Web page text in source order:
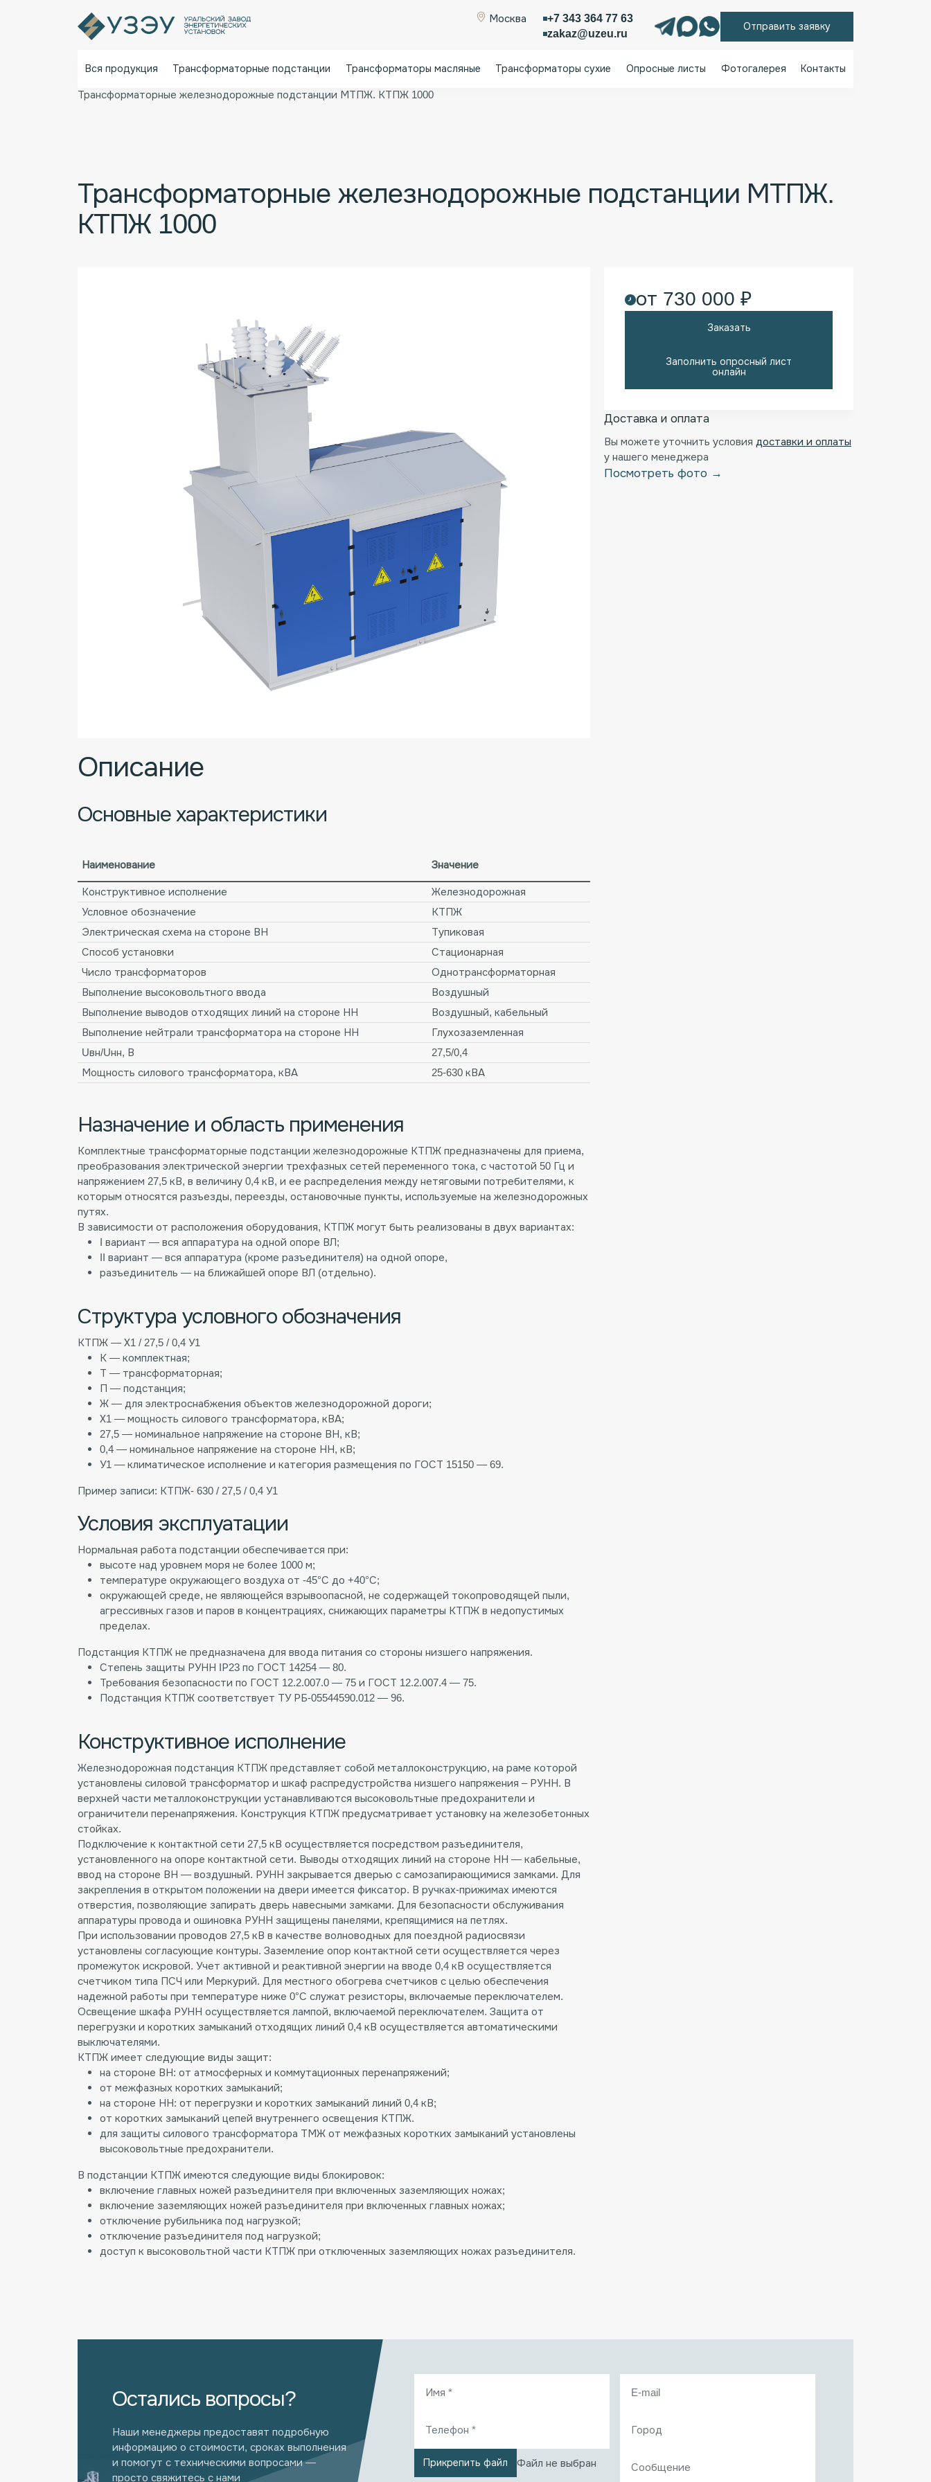
Москва
+7 343 364 77 63
zakaz@uzeu.ru
Отправить заявку
Вся продукция Трансформаторные подстанции Трансформаторы масляные Трансформаторы сухие Опросные листы Фотогалерея
Контакты
Трансформаторные железнодорожные подстанции МТПЖ. КТПЖ 1000
Трансформаторные железнодорожные подстанции МТПЖ.
КТПЖ 1000
от 730 000 ₽
Заказать
Заполнить опросный лист
онлайн
Доставка и оплата
Вы можете уточнить условия доставки и оплаты
у нашего менеджера
Посмотреть фото →
Описание
Основные характеристики
Наименование
Значение
Конструктивное исполнение
Железнодорожная
Условное обозначение
КТПЖ
Электрическая схема на стороне ВН
Тупиковая
Способ установки
Стационарная
Число трансформаторов
Однотрансформаторная
Выполнение высоковольтного ввода
Воздушный
Выполнение выводов отходящих линий на стороне НН
Воздушный, кабельный
Выполнение нейтрали трансформатора на стороне НН
Глухозаземленная
Uвн/Uнн, В
27,5/0,4
Мощность силового трансформатора, кВА
25-630 кВА
Назначение и область применения
Комплектные трансформаторные подстанции железнодорожные КТПЖ предназначены для приема,
преобразования электрической энергии трехфазных сетей переменного тока, с частотой 50 Гц и
напряжением 27,5 кВ, в величину 0,4 кВ, и ее распределения между нетяговыми потребителями, к
которым относятся разъезды, переезды, остановочные пункты, используемые на железнодорожных
путях.
В зависимости от расположения оборудования, КТПЖ могут быть реализованы в двух вариантах:
I вариант — вся аппаратура на одной опоре ВЛ;
II вариант — вся аппаратура (кроме разъединителя) на одной опоре,
разъединитель — на ближайшей опоре ВЛ (отдельно).
Структура условного обозначения
КТПЖ — Х1 / 27,5 / 0,4 У1
К — комплектная;
Т — трансформаторная;
П — подстанция;
Ж — для электроснабжения объектов железнодорожной дороги;
Х1 — мощность силового трансформатора, кВА;
27,5 — номинальное напряжение на стороне ВН, кВ;
0,4 — номинальное напряжение на стороне НН, кВ;
У1 — климатическое исполнение и категория размещения по ГОСТ 15150 — 69.
Пример записи: КТПЖ- 630 / 27,5 / 0,4 У1
Условия эксплуатации
Нормальная работа подстанции обеспечивается при:
высоте над уровнем моря не более 1000 м;
температуре окружающего воздуха от -45°С до +40°С;
окружающей среде, не являющейся взрывоопасной, не содержащей токопроводящей пыли,
агрессивных газов и паров в концентрациях, снижающих параметры КТПЖ в недопустимых
пределах.
Подстанция КТПЖ не предназначена для ввода питания со стороны низшего напряжения.
Степень защиты РУНН IР23 по ГОСТ 14254 — 80.
Требования безопасности по ГОСТ 12.2.007.0 — 75 и ГОСТ 12.2.007.4 — 75.
Подстанция КТПЖ соответствует ТУ РБ-05544590.012 — 96.
Конструктивное исполнение
Железнодорожная подстанция КТПЖ представляет собой металлоконструкцию, на раме которой
установлены силовой трансформатор и шкаф распредустройства низшего напряжения – РУНН. В
верхней части металлоконструкции устанавливаются высоковольтные предохранители и
ограничители перенапряжения. Конструкция КТПЖ предусматривает установку на железобетонных
стойках.
Подключение к контактной сети 27,5 кВ осуществляется посредством разъединителя,
установленного на опоре контактной сети. Выводы отходящих линий на стороне НН — кабельные,
ввод на стороне ВН — воздушный. РУНН закрывается дверью с самозапирающимися замками. Для
закрепления в открытом положении на двери имеется фиксатор. В ручках-прижимах имеются
отверстия, позволяющие запирать дверь навесными замками. Для безопасности обслуживания
аппаратуры провода и ошиновка РУНН защищены панелями, крепящимися на петлях.
При использовании проводов 27,5 кВ в качестве волноводных для поездной радиосвязи
установлены согласующие контуры. Заземление опор контактной сети осуществляется через
промежуток искровой. Учет активной и реактивной энергии на вводе 0,4 кВ осуществляется
счетчиком типа ПСЧ или Меркурий. Для местного обогрева счетчиков с целью обеспечения
надежной работы при температуре ниже 0°С служат резисторы, включаемые переключателем.
Освещение шкафа РУНН осуществляется лампой, включаемой переключателем. Защита от
перегрузки и коротких замыканий отходящих линий 0,4 кВ осуществляется автоматическими
выключателями.
КТПЖ имеет следующие виды защит:
на стороне ВН: от атмосферных и коммутационных перенапряжений;
от межфазных коротких замыканий;
на стороне НН: от перегрузки и коротких замыканий линий 0,4 кВ;
от коротких замыканий цепей внутреннего освещения КТПЖ.
для защиты силового трансформатора ТМЖ от межфазных коротких замыканий установлены
высоковольтные предохранители.
В подстанции КТПЖ имеются следующие виды блокировок:
включение главных ножей разъединителя при включенных заземляющих ножах;
включение заземляющих ножей разъединителя при включенных главных ножах;
отключение рубильника под нагрузкой;
отключение разъединителя под нагрузкой;
доступ к высоковольтной части КТПЖ при отключенных заземляющих ножах разъединителя.
Остались вопросы?
Наши менеджеры предоставят подробную
информацию о стоимости, сроках выполнения
и помогут с техническими вопросами —
просто свяжитесь с нами
Прикрепить файл Файл не выбран